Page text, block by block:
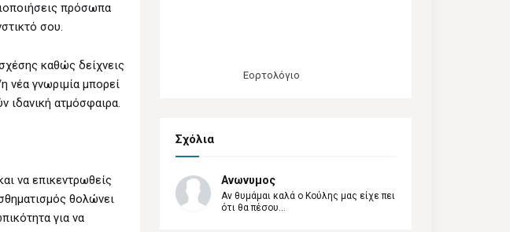
πρόσωπα
σου.
καθώς δείχνεις
νέα γνωριμία μπορεί
ιδανική ατμόσφαιρα.
να επικεντρωθείς
θολώνει
για να
Εορτολόγιο
Σχόλια
Ανωνυμος
Αν θυμάμαι καλά ο Κούλης μας είχε πει
ότι θα πέσου...